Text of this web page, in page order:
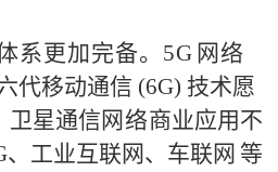
系更加完备。 5G 网络
代移动通信 (6G) 技术愿
卫星通信网络商业应用不
、工业互联网、车联网 等